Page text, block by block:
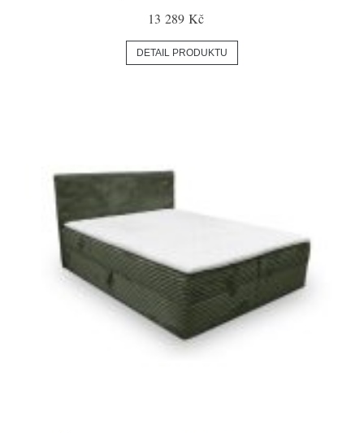
13 289 Kč
DETAIL PRODUKTU